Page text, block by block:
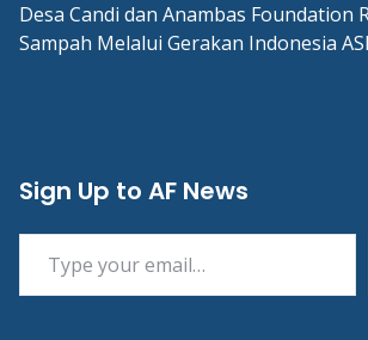
Desa Candi dan Anambas Foundation
Sampah Melalui Gerakan Indonesia
Sign Up to AF News
Type your email…